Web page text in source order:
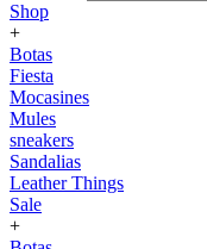
Shop
+
Botas
Fiesta
Mocasines
Mules
sneakers
Sandalias
Leather Things
Sale
+